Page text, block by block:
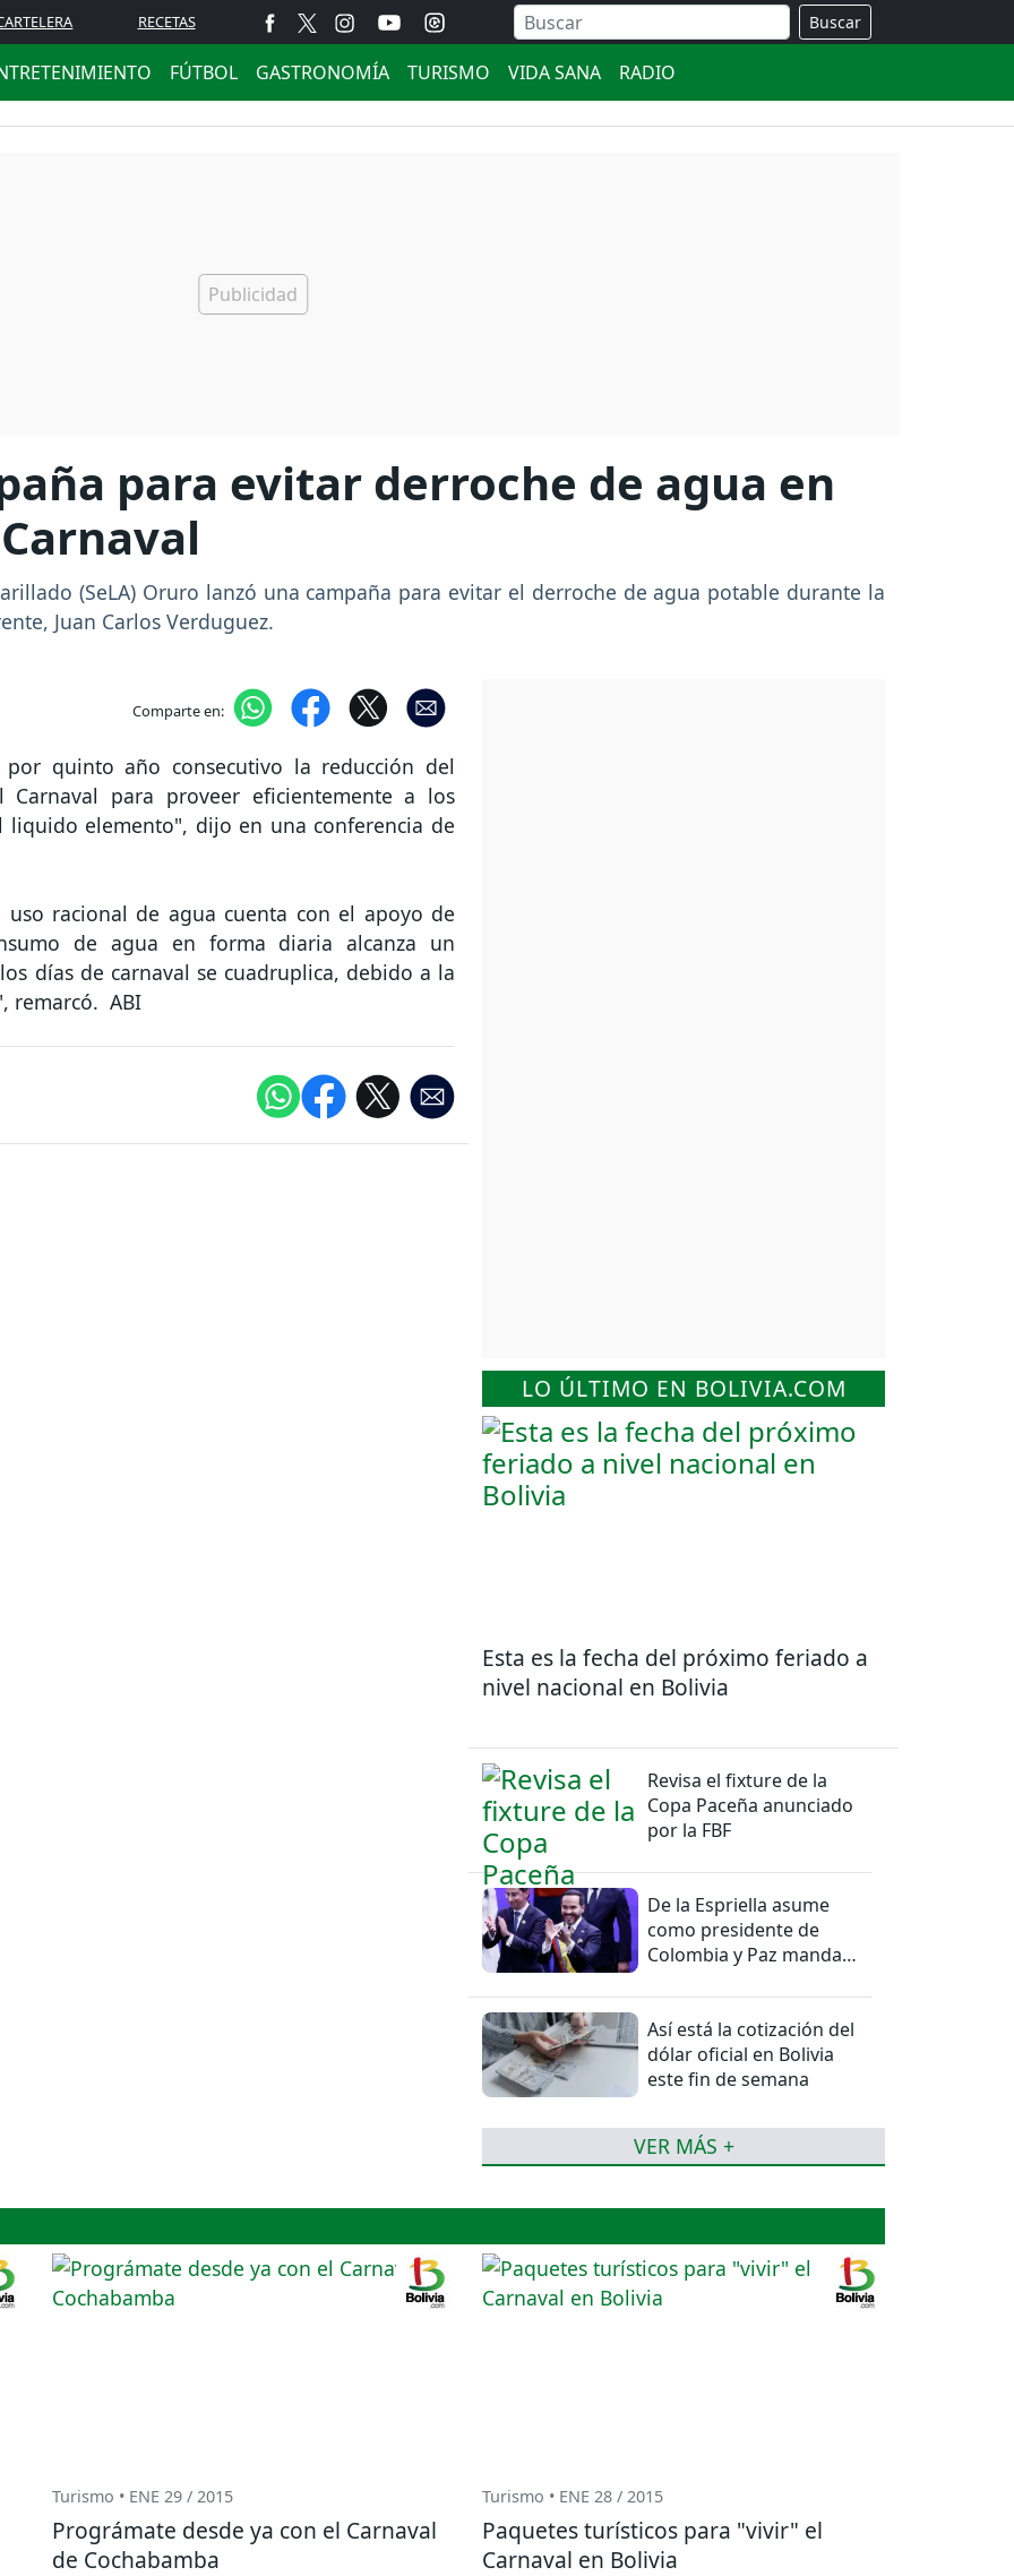
RECETAS Buscar
FÚTBOL GASTRONOMÍA TURISMO VIDA SANA RADIO
para evitar derroche de agua en
(SeLA) Oruro lanzó una campaña para evitar el derroche de agua potable durante la
Juan Carlos Verduguez.
Comparte en:
quinto año consecutivo la reducción del
para proveer eficientemente a los
elemento", dijo en una conferencia de
racional de agua cuenta con el apoyo de
de agua en forma diaria alcanza un
días de carnaval se cuadruplica, debido a la
remarcó. ABI
LO ÚLTIMO EN BOLIVIA.COM
Esta es la fecha del próximo feriado a
nivel nacional en Bolivia
Revisa el fixture de la
Copa Paceña anunciado
por la FBF
De la Espriella asume
como presidente de
Colombia y Paz manda
Así está la cotización del
dólar oficial en Bolivia
este fin de semana
VER MÁS +
Turismo • ENE 29 / 2015
Prográmate desde ya con el Carnaval
de Cochabamba
Turismo • ENE 28 / 2015
Paquetes turísticos para "vivir" el
Carnaval en Bolivia